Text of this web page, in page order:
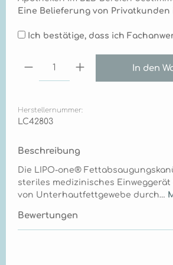
Eine Belieferung von Privatkunden
Ich bestätige, dass ich
Produkt Anzahl: Gib den
In den
Herstellernummer:
LC42803
Beschreibung
Die LIPO-one®
steriles medizinisches
von Unterhautfettgewebe durch…
Bewertungen